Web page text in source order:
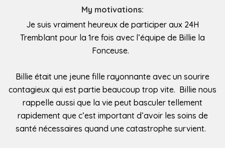
My motivations:
Je suis vraiment heureux de participer aux 24H
Tremblant pour la 1re fois avec l’équipe de Billie la
Fonceuse.
Billie était une jeune fille rayonnante avec un sourire
contagieux qui est partie beaucoup trop vite. Billie nous
rappelle aussi que la vie peut basculer tellement
rapidement que c’est important d’avoir les soins de
santé nécessaires quand une catastrophe survient.